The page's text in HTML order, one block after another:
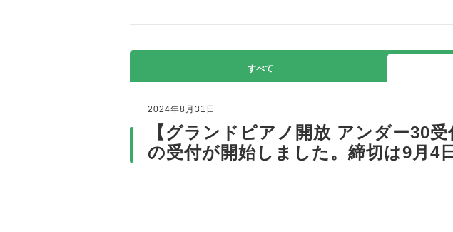
すべて
2024年8月31日
【グランドピアノ開放 アンダー30
の受付が開始しました。締切は9月4